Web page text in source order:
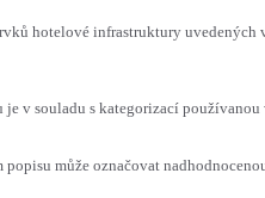
hotelové infrastruktury uvedených
v souladu s kategorizací
může označovat